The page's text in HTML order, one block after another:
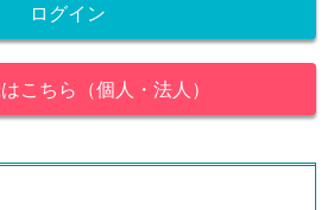
ログイン
こちら（個人・法人）